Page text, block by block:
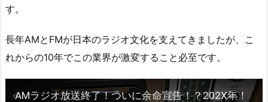
す。
長年AMとFMが日本のラジオ文化を支えてきましたが、こ
れからの10年でこの業界が激変すること必至です。
AMラジオ放送終了！ついに余命宣告！？202X年！